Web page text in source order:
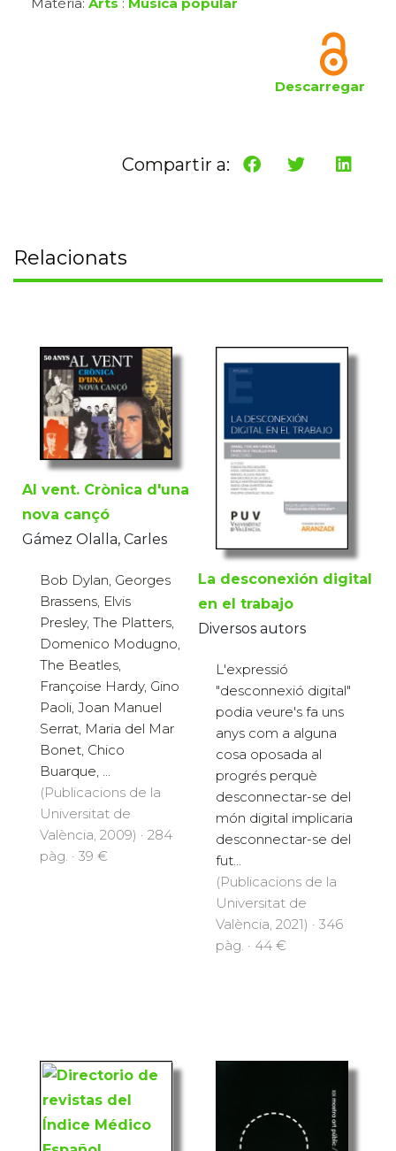
Descarregar
Compartir a:
Relacionats
Al vent. Crònica d'una
nova cançó
Gámez Olalla, Carles
Bob Dylan, Georges
Brassens, Elvis
Presley, The Platters,
Domenico Modugno,
The Beatles,
Françoise Hardy, Gino
Paoli, Joan Manuel
Serrat, Maria del Mar
Bonet, Chico
Buarque, ...
(Publicacions de la
Universitat de
València, 2009) · 284
pàg. · 39 €
La desconexión digital
en el trabajo
Diversos autors
L'expressió
"desconnexió digital"
podia veure's fa uns
anys com a alguna
cosa oposada al
progrés perquè
desconnectar-se del
món digital implicaria
desconnectar-se del
fut...
(Publicacions de la
Universitat de
València, 2021) · 346
pàg. · 44 €